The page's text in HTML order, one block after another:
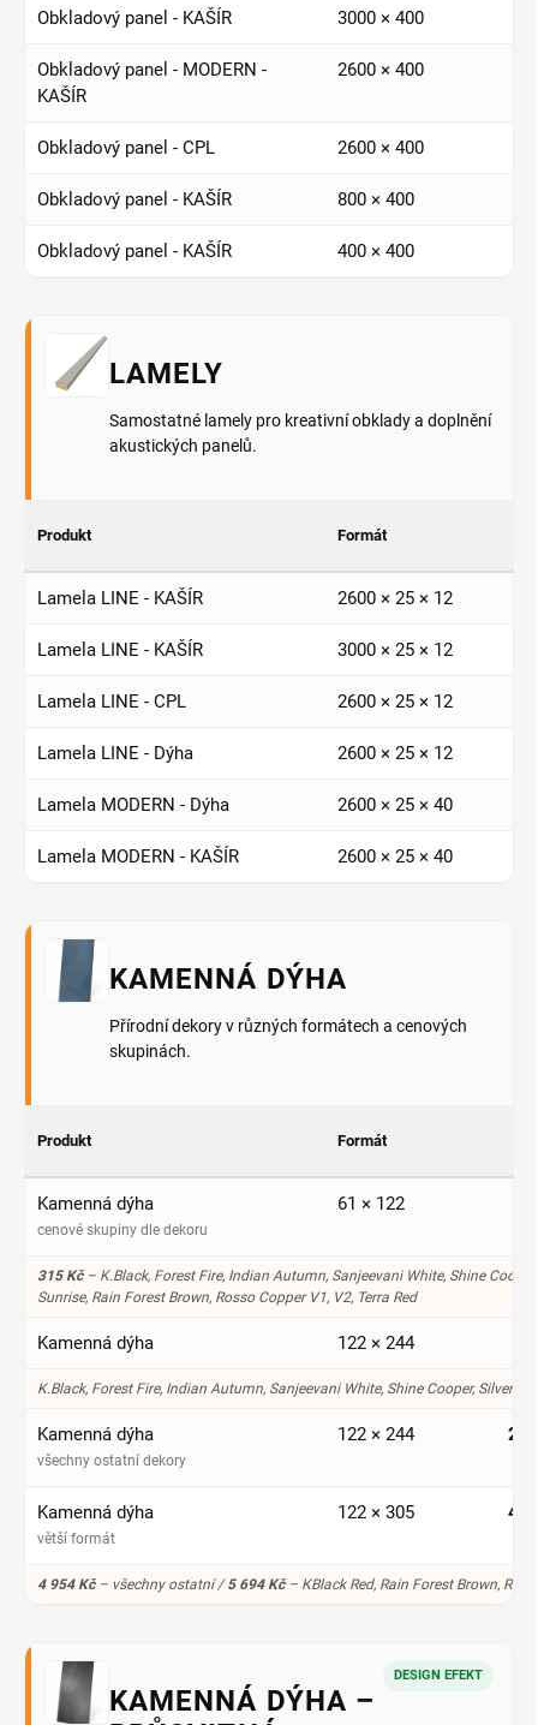
Obkladový panel - KAŠÍR 3000 × 400
Obkladový panel - MODERN -
KAŠÍR
2600 × 400
Obkladový panel - CPL 2600 × 400
Obkladový panel - KAŠÍR 800 × 400
Obkladový panel - KAŠÍR 400 × 400
LAMELY
Samostatné lamely pro kreativní obklady a doplnění
akustických panelů.
Produkt Formát
Lamela LINE - KAŠÍR 2600 × 25 × 12
Lamela LINE - KAŠÍR 3000 × 25 × 12
Lamela LINE - CPL 2600 × 25 × 12
Lamela LINE - Dýha 2600 × 25 × 12
Lamela MODERN - Dýha 2600 × 25 × 40
Lamela MODERN - KAŠÍR 2600 × 25 × 40
KAMENNÁ DÝHA
Přírodní dekory v různých formátech a cenových
skupinách.
Produkt Formát
Kamenná dýha
cenové skupiny dle dekoru
61 × 122
315 Kč– K.Black, Forest Fire, Indian Autumn, Sanjeevani White, Shine
Sunrise, Rain Forest Brown, Rosso Copper V1, V2, Terra Red
Kamenná dýha 122 × 244
K.Black, Forest Fire, Indian Autumn, Sanjeevani White, Shine Cooper, Silver
Kamenná dýha
všechny ostatní dekory
122 × 244 2
Kamenná dýha
větší formát
122 × 305 4
4 954 Kč– všechny ostatní /5 694 Kč– KBlack Red, Rain Forest Brown,
KAMENNÁ DÝHA –
DESIGN EFEKT